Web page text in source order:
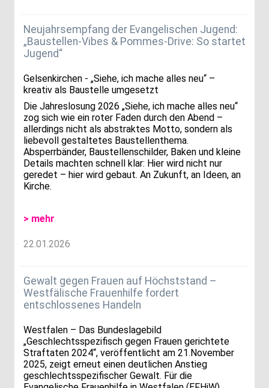
Neujahrsempfang der Evangelischen Jugend:
„Baustellen-Vibes & Pommes-Drive: So startet
Jugend“
Gelsenkirchen - „Siehe, ich mache alles neu“ –
kreativ als Baustelle umgesetzt
Die Jahreslosung 2026 „Siehe, ich mache alles neu“
zog sich wie ein roter Faden durch den Abend –
allerdings nicht als abstraktes Motto, sondern als
liebevoll gestaltetes Baustellenthema.
Absperrbänder, Baustellenschilder, Baken und kleine
Details machten schnell klar: Hier wird nicht nur
geredet – hier wird gebaut. An Zukunft, an Ideen, an
Kirche.
> mehr
22.01.2026
Gewalt gegen Frauen auf Höchststand –
Westfälische Frauenhilfe fordert
entschlossenes Handeln
Westfalen – Das Bundeslagebild
„Geschlechtsspezifisch gegen Frauen gerichtete
Straftaten 2024“, veröffentlicht am 21.November
2025, zeigt erneut einen deutlichen Anstieg
geschlechtsspezifischer Gewalt. Für die